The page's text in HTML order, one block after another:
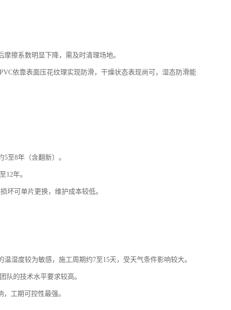
擦系数明显下降，需及时清理场地。
依靠表面压花纹理实现防滑，干燥状态表现尚可，湿态防滑能
至8年（含翻新）。
12年。
坏可单片更换，维护成本较低。
温湿度较为敏感，施工周期约7至15天，受天气条件影响较大。
队的技术水平要求较高。
工期可控性最强。